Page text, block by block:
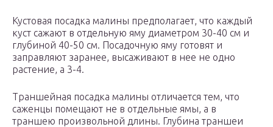
Кустовая посадка малины предполагает, что каждый
куст сажают в отдельную яму диаметром 30-40 см и
глубиной 40-50 см. Посадочную яму готовят и
заправляют заранее, высаживают в нее не одно
растение, а 3-4.
Траншейная посадка малины отличается тем, что
саженцы помещают не в отдельные ямы, а в
траншею произвольной длины. Глубина траншеи